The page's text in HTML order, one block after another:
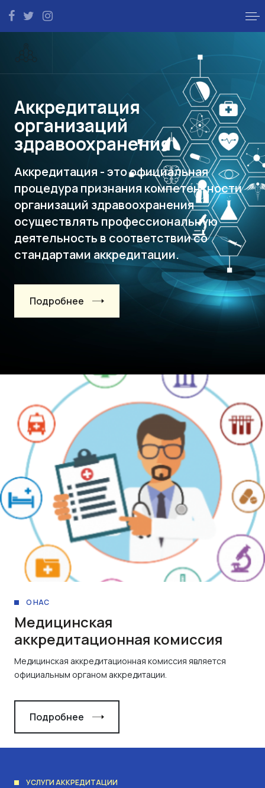
Аккредитация
организаций
здравоохранения
Аккредитация - это официальная
процедура признания компетентности
организаций здравоохранения
осуществлять профессиональную
деятельность в соответствии со
стандартами аккредитации.
Подробнее
О НАС
Медицинская
аккредитационная комиссия
Медицинская аккредитационная комиссия является
официальным органом аккредитации.
Подробнее
УСЛУГИ АККРЕДИТАЦИИ